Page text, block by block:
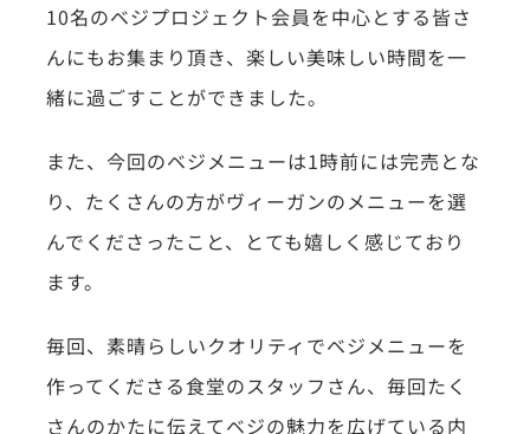
10名のベジプロジェクト会員を中心とする皆さ
んにもお集まり頂き、楽しい美味しい時間を一
緒に過ごすことができました。
また、今回のベジメニューは1時前には完売とな
り、たくさんの方がヴィーガンのメニューを選
んでくださったこと、とても嬉しく感じており
ます。
毎回、素晴らしいクオリティでベジメニューを
作ってくださる食堂のスタッフさん、毎回たく
さんのかたに伝えてベジの魅力を広げている内